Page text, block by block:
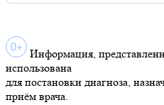
Информация,
использована
для постановки диагноза,
приём врача.